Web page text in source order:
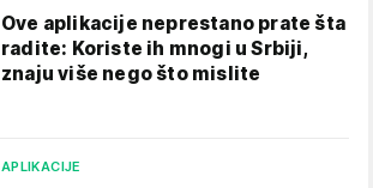
Ove aplikacije neprestano prate šta
radite: Koriste ih mnogi u Srbiji,
znaju više nego što mislite
APLIKACIJE